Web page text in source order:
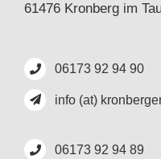
61476 Kronberg im
06173 92 94 90
info (at)
06173 92 94 89